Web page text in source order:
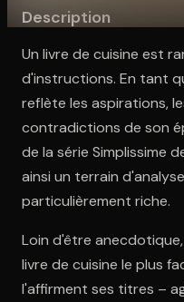
Description
Un livre de cuisine est
d'instructions. En tant
reflète les aspirations,
contradictions de son
de la série Simplissime
ainsi un terrain
particulièrement riche.
Loin d'être
livre de cuisine le plus
l'affirment ses titres –